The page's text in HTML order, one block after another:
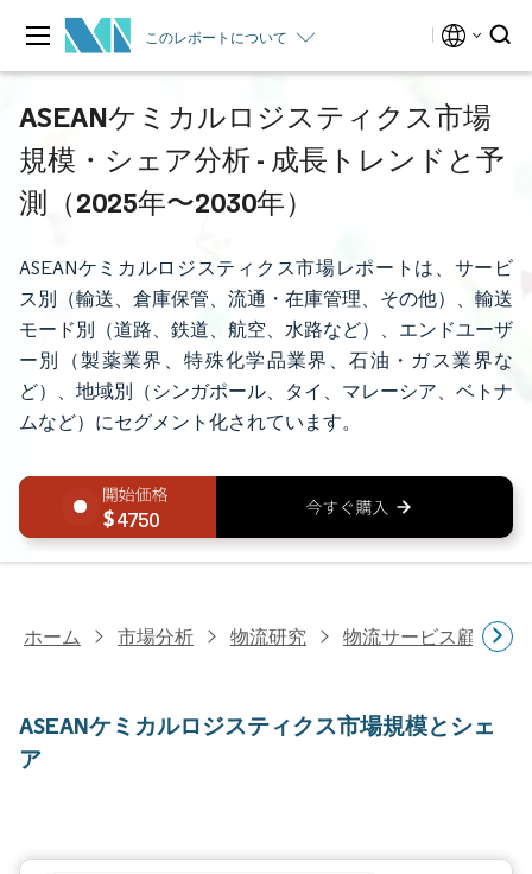
このレポートについて
ASEANケミカルロジスティクス市場
規模・シェア分析 - 成長トレンドと予
測（2025年〜2030年）
ASEANケミカルロジスティクス市場レポートは、サービ
ス別（輸送、倉庫保管、流通・在庫管理、その他）、輸送
モード別（道路、鉄道、航空、水路など）、エンドユーザ
ー別（製薬業界、特殊化学品業界、石油・ガス業界な
ど）、地域別（シンガポール、タイ、マレーシア、ベトナ
ムなど）にセグメント化されています。
4750
ホーム 市場分析 物流研究 物流サービス顧客研究
ASEANケミカルロジスティクス市場規模とシェ
ア